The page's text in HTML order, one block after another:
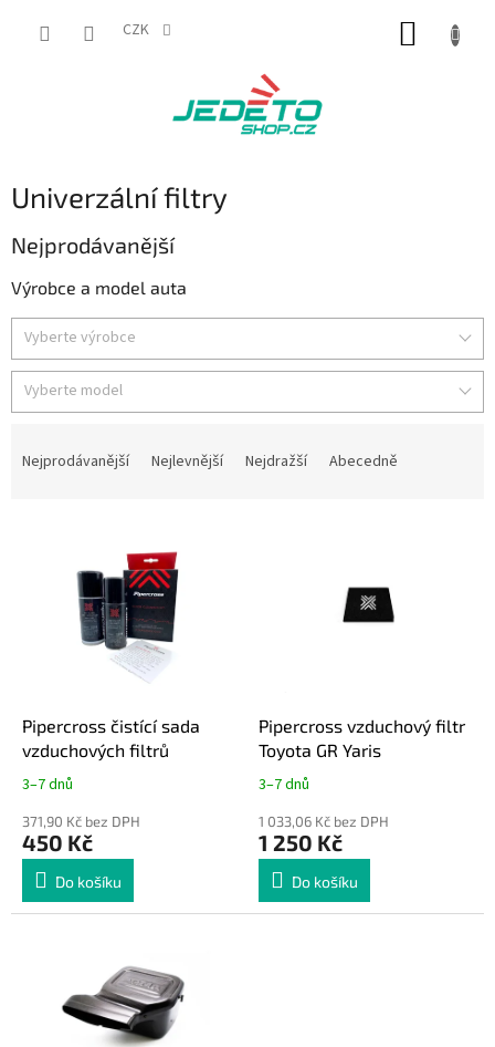
CZK
Univerzální filtry
Nejprodávanější
Výrobce a model auta
Vyberte výrobce
Vyberte model
Nejprodávanější Nejlevnější Nejdražší Abecedně
Pipercross čistící sada
vzduchových filtrů
3–7 dnů
371,90 Kč bez DPH
450 Kč
Do košíku
Pipercross vzduchový filtr
Toyota GR Yaris
3–7 dnů
1 033,06 Kč bez DPH
1 250 Kč
Do košíku